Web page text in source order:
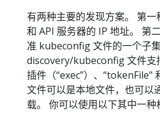
有两种主要的发现方案。 第
和 API 服务器的 IP 地址。 第
准 kubeconfig 文件的一个子集
discovery/kubeconfig 文件支
插件（“exec”）、
文件可以是本地文件，也可以
载。 你可以使用以下其中一种